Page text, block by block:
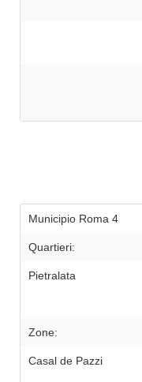
Municipio Roma 4
Quartieri:
Pietralata
Zone:
Casal de Pazzi